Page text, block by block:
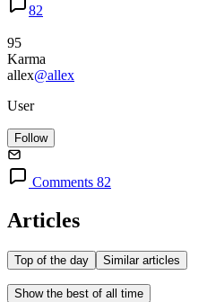
82
95
Karma
allex@allex
User
Follow
Comments 82
Articles
Top of the day Similar articles
Show the best of all time